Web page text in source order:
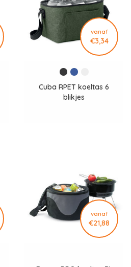
vanaf
€3,34
Cuba RPET koeltas 6
blikjes
vanaf
€21,88